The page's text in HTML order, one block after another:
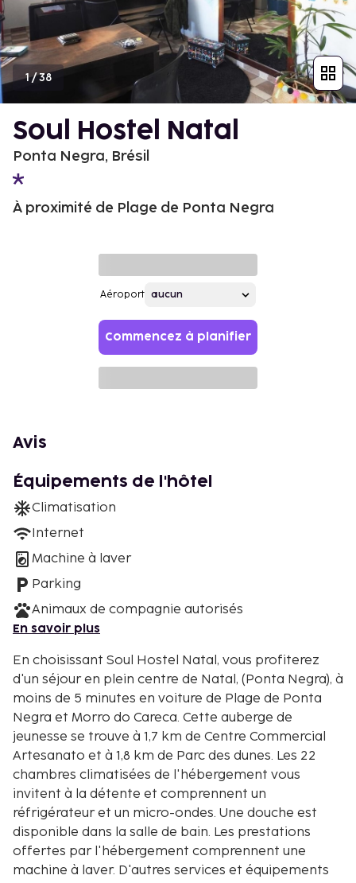
1/38
Soul Hostel Natal
Ponta Negra, Brésil
À proximité de Plage de Ponta Negra
Aéroport
Commencez à planifier
Avis
Équipements de l'hôtel
Climatisation
Internet
Machine à laver
Parking
Animaux de compagnie autorisés
En savoir plus
En choisissant Soul Hostel Natal, vous profiterez
d'un séjour en plein centre de Natal, (Ponta Negra), à
moins de 5 minutes en voiture de Plage de Ponta
Negra et Morro do Careca. Cette auberge de
jeunesse se trouve à 1,7 km de Centre Commercial
Artesanato et à 1,8 km de Parc des dunes. Les 22
chambres climatisées de l'hébergement vous
invitent à la détente et comprennent un
réfrigérateur et un micro-ondes. Une douche est
disponible dans la salle de bain. Les prestations
offertes par l'hébergement comprennent une
machine à laver. D'autres services et équipements